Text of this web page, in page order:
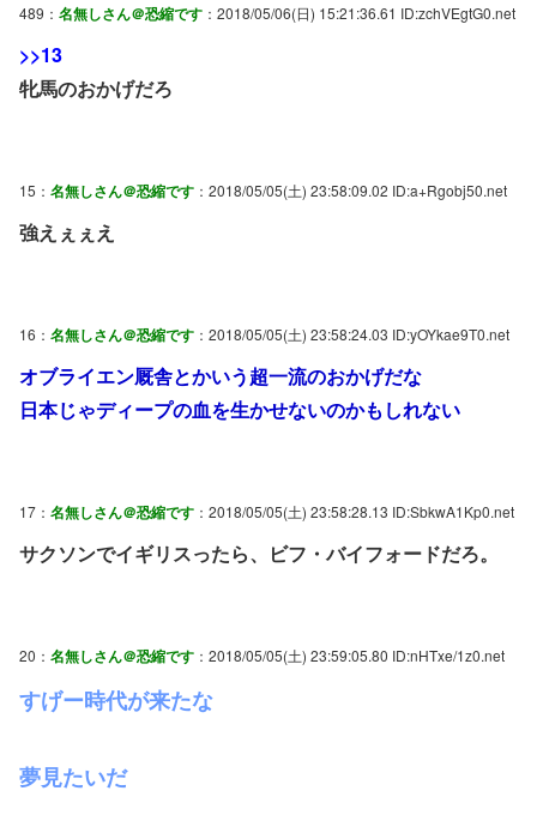
489： 名無しさん＠恐縮です ：2018/05/06(日) 15:21:36.61 ID:zchVEgtG0.net
>>13
牝馬のおかげだろ
15： 名無しさん＠恐縮です ：2018/05/05(土) 23:58:09.02 ID:a+Rgobj50.net
強えぇぇえ
16： 名無しさん＠恐縮です ：2018/05/05(土) 23:58:24.03 ID:yOYkae9T0.net
オブライエン厩舎とかいう超一流のおかげだな
日本じゃディープの血を生かせないのかもしれない
17： 名無しさん＠恐縮です ：2018/05/05(土) 23:58:28.13 ID:SbkwA1Kp0.net
サクソンでイギリスったら、ビフ・バイフォードだろ。
20： 名無しさん＠恐縮です ：2018/05/05(土) 23:59:05.80 ID:nHTxe/1z0.net
すげー時代が来たな
夢見たいだ